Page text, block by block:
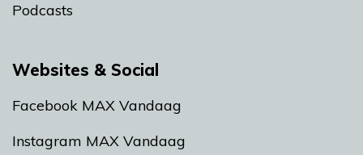
Podcasts
Websites & Social
Facebook MAX Vandaag
Instagram MAX Vandaag